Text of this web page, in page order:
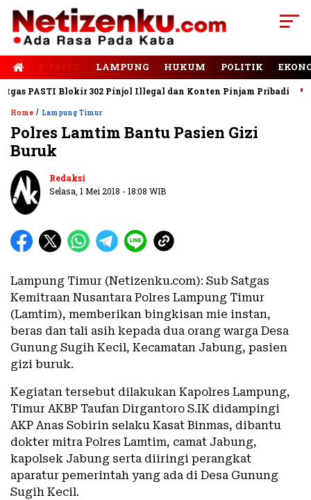
LAMPUNG HUKUM POLITIK
PASTI Blokir 302 Pinjol Illegal dan Konten Pinjam Pribadi
Home / Lampung Timur
Polres Lamtim Bantu Pasien Gizi
Buruk
Redaksi
Selasa, 1 Mei 2018 - 18:08 WIB
Lampung Timur (Netizenku.com): Sub Satgas
Kemitraan Nusantara Polres Lampung Timur
(Lamtim), memberikan bingkisan mie instan,
beras dan tali asih kepada dua orang warga Desa
Gunung Sugih Kecil, Kecamatan Jabung, pasien
gizi buruk.
Kegiatan tersebut dilakukan Kapolres Lampung,
Timur AKBP Taufan Dirgantoro S.IK didampingi
AKP Anas Sobirin selaku Kasat Binmas, dibantu
dokter mitra Polres Lamtim, camat Jabung,
kapolsek Jabung serta diiringi perangkat
aparatur pemerintah yang ada di Desa Gunung
Sugih Kecil.